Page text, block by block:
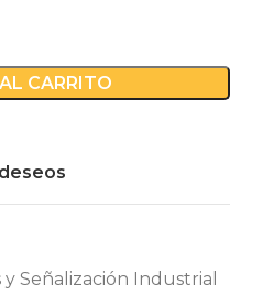
CARRITO
y Señalización Industrial